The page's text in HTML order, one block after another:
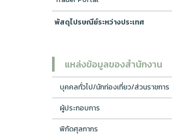
พัสดุไปรษณีย์ระหว่างประเทศ
แหล่งข้อมูลของสำนักงาน
บุคคลทั่วไป/นักท่องเที่ยว/ส่วนราชการ
ผู้ประกอบการ
พิกัดศุลกากร